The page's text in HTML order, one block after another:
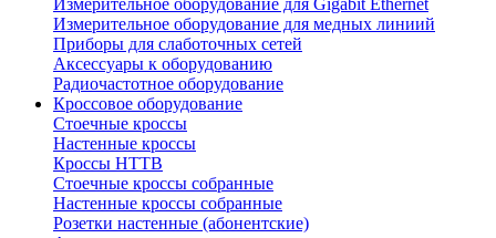
Измерительное оборудование для медных линиий
Приборы для слаботочных сетей
Аксессуары к оборудованию
Радиочастотное оборудование
Кроссовое оборудование
Стоечные кроссы
Настенные кроссы
Кроссы HTTB
Стоечные кроссы собранные
Настенные кроссы собранные
Розетки настенные (абонентские)